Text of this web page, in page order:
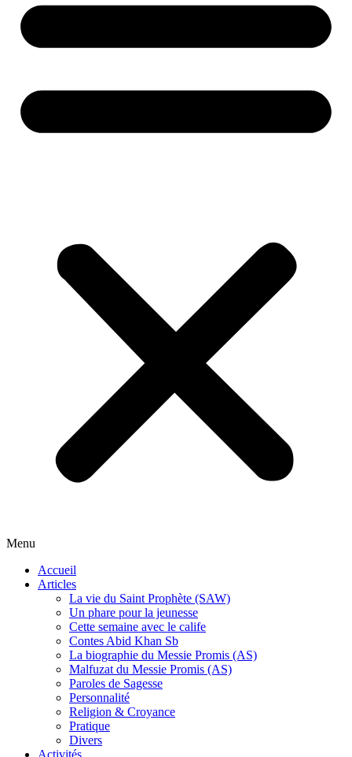
Menu
Accueil
Articles
La vie du Saint Prophète (SAW)
Un phare pour la jeunesse
Cette semaine avec le calife
Contes Abid Khan Sb
La biographie du Messie Promis (AS)
Malfuzat du Messie Promis (AS)
Paroles de Sagesse
Personnalité
Religion & Croyance
Pratique
Divers
Activités